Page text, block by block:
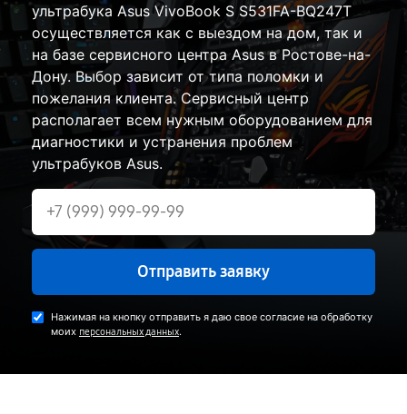
ультрабука Asus VivoBook S S531FA-BQ247T
осуществляется как с выездом на дом, так и
на базе сервисного центра Asus в Ростове-на-
Дону. Выбор зависит от типа поломки и
пожелания клиента. Сервисный центр
располагает всем нужным оборудованием для
диагностики и устранения проблем
ультрабуков Asus.
Отправить заявку
Нажимая на кнопку отправить я даю свое согласие на обработку
моих персональных данных.